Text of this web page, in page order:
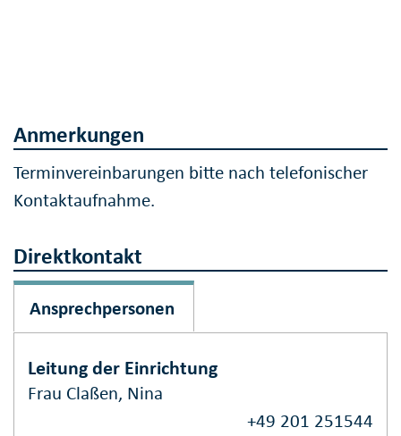
Anmerkungen
Terminvereinbarungen bitte nach telefonischer
Kontaktaufnahme.
Direktkontakt
Ansprechpersonen
Leitung der Einrichtung
Frau Claßen, Nina
+49 201 251544